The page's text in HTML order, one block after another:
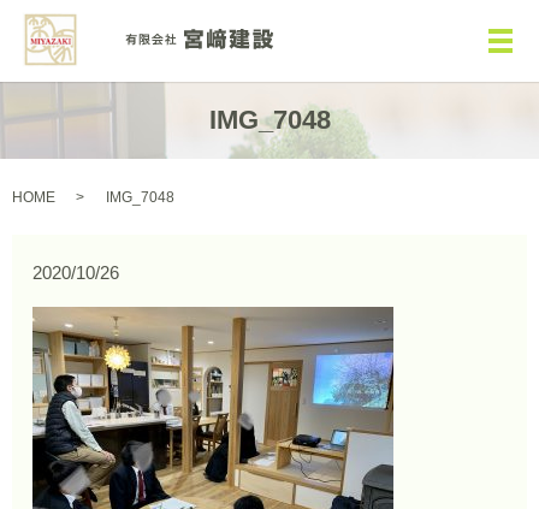
メ
IMG_7048
HOME IMG_7048
2020/10/26